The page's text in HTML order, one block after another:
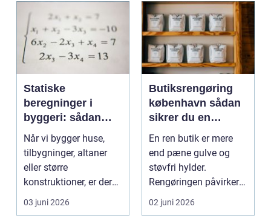
Statiske
beregninger i
byggeri: sådan
skaber de
sikkerhed og
tryghed
Når vi bygger huse,
tilbygninger, altaner
eller større
konstruktioner, er der
én ting, der altid ska...
03 juni 2026
Butiksrengøring
københavn sådan
sikrer du en
indbydende butik
hver dag
En ren butik er mere
end pæne gulve og
støvfri hylder.
Rengøringen påvirker
kundernes
førstehåndsind...
02 juni 2026